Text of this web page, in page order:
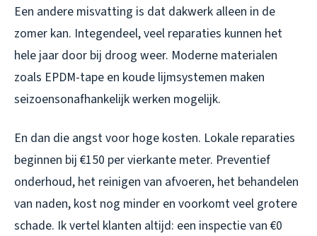
Een andere misvatting is dat dakwerk alleen in de
zomer kan. Integendeel, veel reparaties kunnen het
hele jaar door bij droog weer. Moderne materialen
zoals EPDM-tape en koude lijmsystemen maken
seizoensonafhankelijk werken mogelijk.
En dan die angst voor hoge kosten. Lokale reparaties
beginnen bij €150 per vierkante meter. Preventief
onderhoud, het reinigen van afvoeren, het behandelen
van naden, kost nog minder en voorkomt veel grotere
schade. Ik vertel klanten altijd: een inspectie van €0